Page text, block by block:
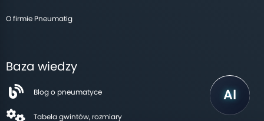
O firmie Pneumatig
Baza wiedzy
Blog o pneumatyce
Tabela gwintów, rozmiary